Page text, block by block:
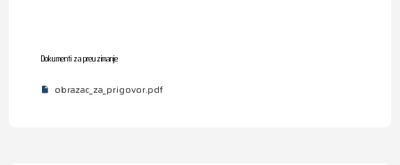
Dokumenti za preuzimanje
obrazac_za_prigovor.pdf